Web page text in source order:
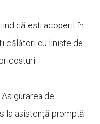
că ești acoperit în
călători cu liniște de
costuri
Asigurarea de
la asistență promptă